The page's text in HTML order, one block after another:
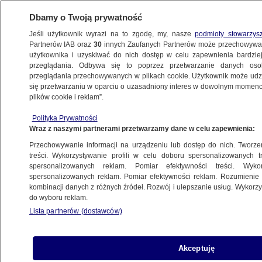
WARSZAWA
NAJNOWSZE
za niepłacenie alimentów byłej żonie
2.02.2023, 19:13
Udostępnij
Kazimierz Marcinkiewicz został skazany na
poinformowała w czwartek Prokuratura
Dbamy o Twoją prywatność
Jeśli użytkownik wyrazi na to zgodę, my, naszepodmioty
Partnerów IAB oraz30 innych Zaufanych Partnerów może
użytkownika i uzyskiwać do nich dostęp w celu zapewnienia
przeglądania. Odbywa się to poprzez przetwarzanie danych
przeglądania przechowywanych w plikach cookie. Użytkownik może
się przetwarzaniu w oparciu o uzasadniony interes w dowolnym
plików cookie i reklam”.
Polityka Prywatności
Wraz z naszymi partnerami przetwarzamy dane w celu zapewnienia:
Przechowywanie informacji na urządzeniu lub dostęp do nich.
treści. Wykorzystywanie profili w celu doboru spersonalizowanych
spersonalizowanych reklam. Pomiar efektywności treści.
spersonalizowanych reklam. Pomiar efektywności reklam.
kombinacji danych z różnych źródeł. Rozwój i ulepszanie usług.
do wyboru reklam.
Lista partnerów (dostawców)
Akceptuję